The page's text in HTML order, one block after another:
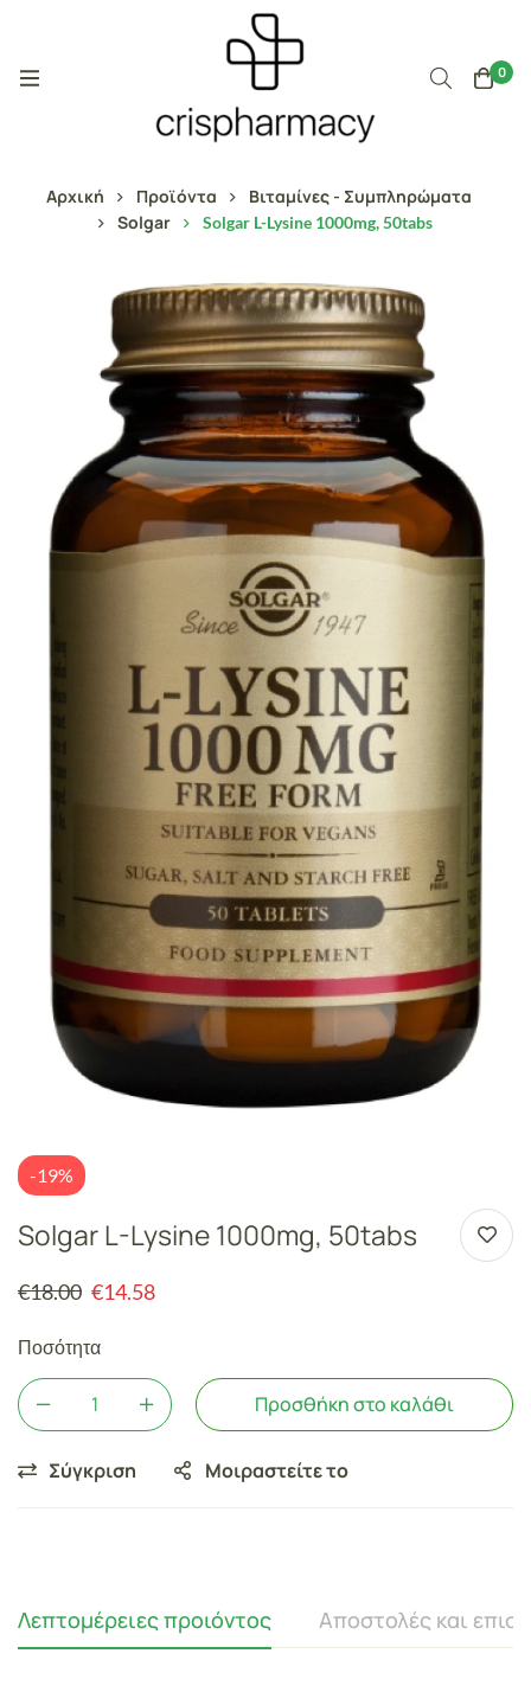
0
Αρχική Προϊόντα
Βιταμίνες - Συμπληρώματα
Solgar
Solgar L-Lysine 1000mg, 50tabs
-19%
Solgar L-Lysine 1000mg, 50tabs
€18.00 €14.58
Ποσότητα
Προσθήκη στο καλάθι
Σύγκριση Μοιραστείτε το
Λεπτομέρειες προιόντος Αποστολές και